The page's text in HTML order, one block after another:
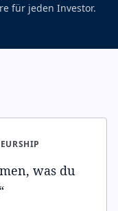
für jeden Investor.
was du
“